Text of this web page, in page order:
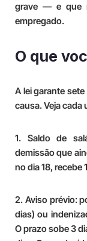
grave — e que
empregado.
O que
A lei garante
causa. Veja cada
1. Saldo de
demissão que
no dia 18, recebe
2. Aviso prévio:
dias) ou
O prazo sobe 3